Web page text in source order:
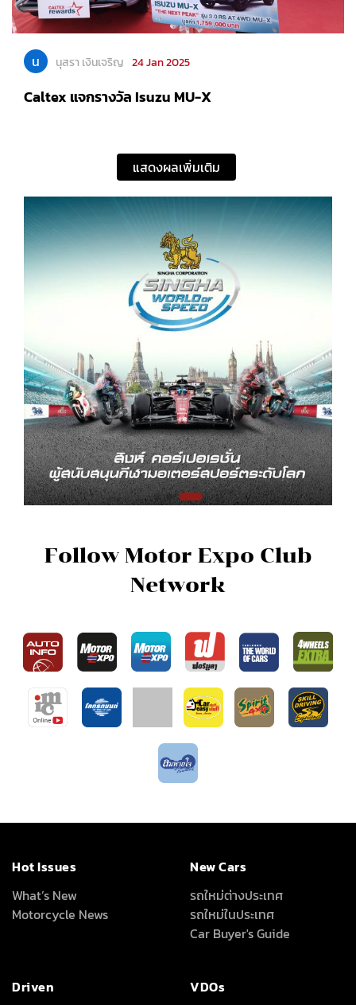
น นุสรา เงินเจริญ 24 Jan 2025
Caltex แจกรางวัล Isuzu MU-X
แสดงผลเพิ่มเติม
Follow Motor Expo Club
Network
Hot Issues
What’s New
Motorcycle News
New Cars
รถใหม่ต่างประเทศ
รถใหม่ในประเทศ
Car Buyer's Guide
Driven
VDOs